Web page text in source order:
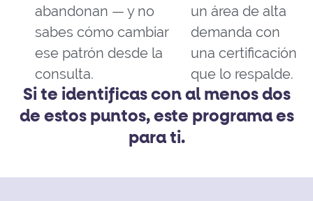
abandonan — y no
sabes cómo cambiar
ese patrón desde la
consulta.
un área de alta
demanda con
una certificación
que lo respalde.
Si te identificas con al menos dos
de estos puntos, este programa es
para ti.